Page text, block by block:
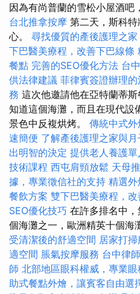
因為有尚普蘭的雪松小屋酒吧
台北推拿按摩 第二天，斯科
心。 尋找優質的產後護理之
下巴醫美療程，改善下巴線條
餐點 完善的SEO優化方法 台
供法律建議 菲律賓簽證辦理
務 這次他邀請他在亞特蘭蒂
知道這個海灘，而且在現代設
景色中反複烘烤。 傳統中式
速簡便 了解產後護理之家與
出明智的決定 提供老人養護
技術課程 西屯肩頸放鬆 天母
據，專業徵信社的支持 精選外
餐飲方案 雙下巴醫美療程，
SEO優化技巧 在許多排名中
個海灘之一，歐洲精英十個海
受清潔後的舒適空間 居家打
適空間 脹氣按摩服務 台中律
師 北部地區眼科權威，專業
助式餐點外燴，讓賓客自由選